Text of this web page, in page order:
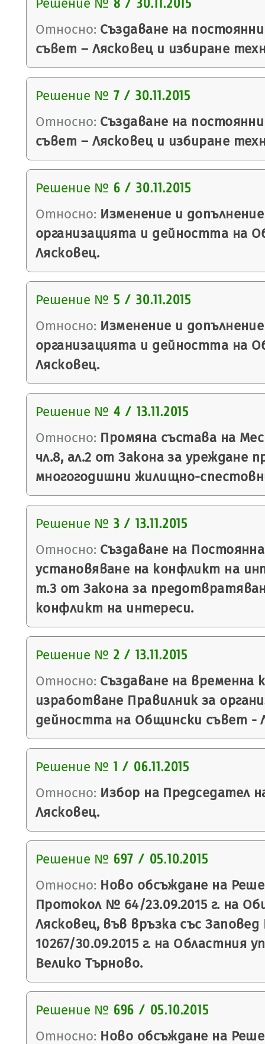
Решение № 8 / 30.11.2015
Относно: Създаване на
съвет – Лясковец и избиране
Решение № 7 / 30.11.2015
Относно: Създаване на
съвет – Лясковец и избиране
Решение № 6 / 30.11.2015
Относно: Изменение и
организацията и дейността на
Лясковец.
Решение № 5 / 30.11.2015
Относно: Изменение и
организацията и дейността на
Лясковец.
Решение № 4 / 13.11.2015
Относно: Промяна състава на
чл.8, ал.2 от Закона за уреждане
многогодишни жилищно-
Решение № 3 / 13.11.2015
Относно: Създаване на
установяване на конфликт на
т.3 от Закона за
конфликт на интереси.
Решение № 2 / 13.11.2015
Относно: Създаване на временна
изработване Правилник за
дейността на Общински съвет -
Решение № 1 / 06.11.2015
Относно: Избор на Председател
Лясковец.
Решение № 697 / 05.10.2015
Относно: Ново обсъждане на
Протокол № 64/23.09.2015 г. на
Лясковец, във връзка със
10267/30.09.2015 г. на Областния
Велико Търново.
Решение № 696 / 05.10.2015
Относно: Ново обсъждане на